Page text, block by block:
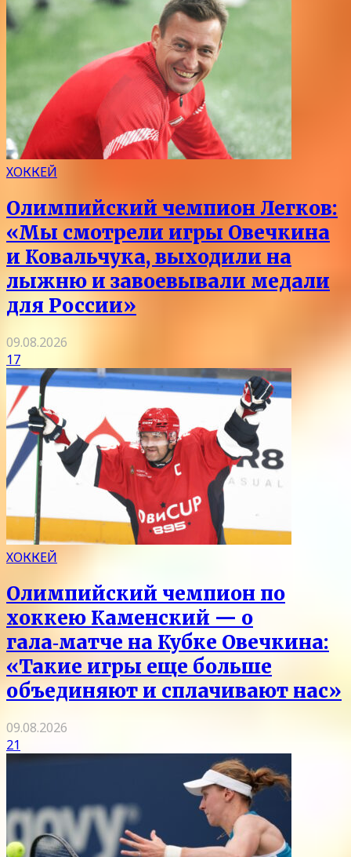
ХОККЕЙ
Олимпийский чемпион Легков:
«Мы смотрели игры Овечкина
и Ковальчука, выходили на
лыжню и завоевывали медали
для России»
09.08.2026
17
ХОККЕЙ
Олимпийский чемпион по
хоккею Каменский — о
гала‑матче на Кубке Овечкина:
«Такие игры еще больше
объединяют и сплачивают нас»
09.08.2026
21